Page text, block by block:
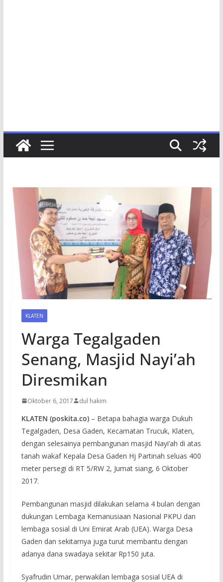
KLATEN
Warga Tegalgaden
Senang, Masjid Nayi’ah
Diresmikan
Oktober 6, 2017 dul hakim
KLATEN (poskita.co)– Betapa bahagia warga Dukuh
Tegalgaden, Desa Gaden, Kecamatan Trucuk, Klaten,
dengan selesainya pembangunan masjid Nayi’ah di atas
tanah wakaf Kepala Desa Gaden Hj Partinah seluas 400
meter persegi di RT 5/RW 2, Jumat siang, 6 Oktober
2017.
Pembangunan masjid dilakukan selama 4 bulan dengan
dukungan Lembaga Kemanusiaan Nasional PKPU dan
lembaga sosial di Uni Emirat Arab (UEA). Warga Desa
Gaden dan sekitarnya juga turut membantu dengan
adanya dana swadaya sekitar Rp150 juta.
Syafrudin Umar, perwakilan lembaga sosial UEA di